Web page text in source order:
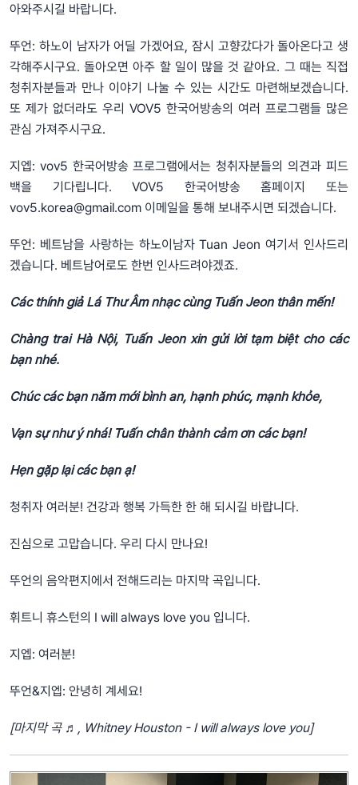
아와주시길 바랍니다.
뚜언: 하노이 남자가 어딜 가겠어요, 잠시 고향갔다가 돌아온다고 생
각해주시구요. 돌아오면 아주 할 일이 많을 것 같아요. 그 때는 직접
청취자분들과 만나 이야기 나눌 수 있는 시간도 마련해보겠습니다.
또 제가 없더라도 우리 VOV5 한국어방송의 여러 프로그램들 많은
관심 가져주시구요.
지엡: vov5 한국어방송 프로그램에서는 청취자분들의 의견과 피드
백을 기다립니다. VOV5 한국어방송 홈페이지 또는
vov5.korea@gmail.com 이메일을 통해 보내주시면 되겠습니다.
뚜언: 베트남을 사랑하는 하노이남자 Tuan Jeon 여기서 인사드리
겠습니다. 베트남어로도 한번 인사드려야겠죠.
Các thính giả Lá Thư Âm nhạc cùng Tuấn Jeon thân mến!
Chàng trai Hà Nội, Tuấn Jeon xin gửi lời tạm biệt cho các
bạn nhé.
Chúc các bạn năm mới bình an, hạnh phúc, mạnh khỏe,
Vạn sự như ý nhá! Tuấn chân thành cảm ơn các bạn!
Hẹn gặp lại các bạn ạ!
청취자 여러분! 건강과 행복 가득한 한 해 되시길 바랍니다.
진심으로 고맙습니다. 우리 다시 만나요!
뚜언의 음악편지에서 전해드리는 마지막 곡입니다.
휘트니 휴스턴의 I will always love you 입니다.
지엡: 여러분!
뚜언&지엡: 안녕히 계세요!
[마지막 곡 ♬, Whitney Houston - I will always love you]